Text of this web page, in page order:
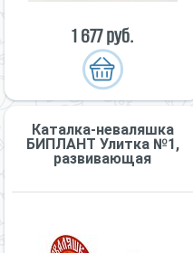
1 677 руб.
Каталка-неваляшка
БИПЛАНТ Улитка №1,
развивающая